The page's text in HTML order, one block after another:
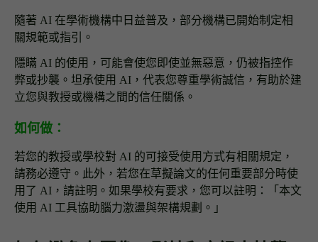
隨著 AI 在學術機構中日益普及，部分機構已開始制定相
關規範或指引。
隱瞞 AI 的使用，可能會使您即使並無惡意，仍被指控作
弊或抄襲。坦承使用 AI，代表您尊重學術誠信，有助於建
立您與教授或機構之間的信任關係。
如何做：
若您的教授或學校對 AI 的可接受使用方式有相關規定，
請務必遵守。此外，若您在草擬論文的任何重要部分時使
用了 AI，請註明。如果學校有要求，您可以註明：「本文
使用 AI 工具協助腦力激盪與架構規劃。」